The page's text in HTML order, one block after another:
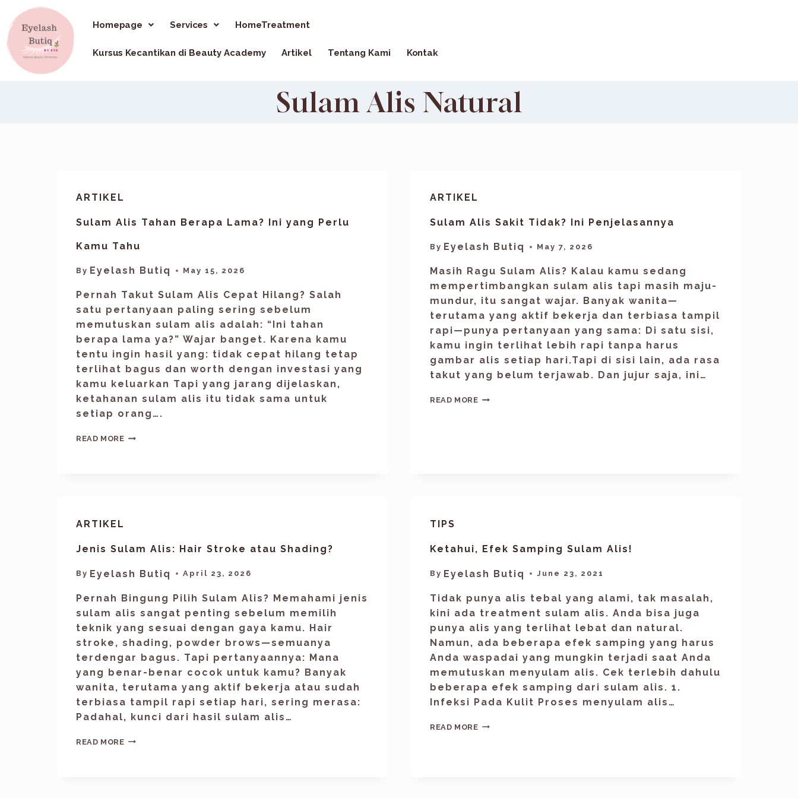
Homepage Services HomeTreatment
Kursus Kecantikan di Beauty Academy Artikel Tentang Kami Kontak
Sulam Alis Natural
ARTIKEL
Sulam Alis Tahan Berapa Lama? Ini yang Perlu
Kamu Tahu
By Eyelash Butiq May 15, 2026
Pernah Takut Sulam Alis Cepat Hilang? Salah
satu pertanyaan paling sering sebelum
memutuskan sulam alis adalah: “Ini tahan
berapa lama ya?” Wajar banget. Karena kamu
tentu ingin hasil yang: tidak cepat hilang tetap
terlihat bagus dan worth dengan investasi yang
kamu keluarkan Tapi yang jarang dijelaskan,
ketahanan sulam alis itu tidak sama untuk
setiap orang….
READ MORE
ARTIKEL
Sulam Alis Sakit Tidak? Ini Penjelasannya
By Eyelash Butiq May 7, 2026
Masih Ragu Sulam Alis? Kalau kamu sedang
mempertimbangkan sulam alis tapi masih maju-
mundur, itu sangat wajar. Banyak wanita—
terutama yang aktif bekerja dan terbiasa tampil
rapi—punya pertanyaan yang sama: Di satu sisi,
kamu ingin terlihat lebih rapi tanpa harus
gambar alis setiap hari.Tapi di sisi lain, ada rasa
takut yang belum terjawab. Dan jujur saja, ini…
READ MORE
ARTIKEL
Jenis Sulam Alis: Hair Stroke atau Shading?
By Eyelash Butiq April 23, 2026
Pernah Bingung Pilih Sulam Alis? Memahami jenis
sulam alis sangat penting sebelum memilih
teknik yang sesuai dengan gaya kamu. Hair
stroke, shading, powder brows—semuanya
terdengar bagus. Tapi pertanyaannya: Mana
yang benar-benar cocok untuk kamu? Banyak
wanita, terutama yang aktif bekerja atau sudah
terbiasa tampil rapi setiap hari, sering merasa:
Padahal, kunci dari hasil sulam alis…
READ MORE
TIPS
Ketahui, Efek Samping Sulam Alis!
By Eyelash Butiq June 23, 2021
Tidak punya alis tebal yang alami, tak masalah,
kini ada treatment sulam alis. Anda bisa juga
punya alis yang terlihat lebat dan natural.
Namun, ada beberapa efek samping yang harus
Anda waspadai yang mungkin terjadi saat Anda
memutuskan menyulam alis. Cek terlebih dahulu
beberapa efek samping dari sulam alis. 1.
Infeksi Pada Kulit Proses menyulam alis…
READ MORE